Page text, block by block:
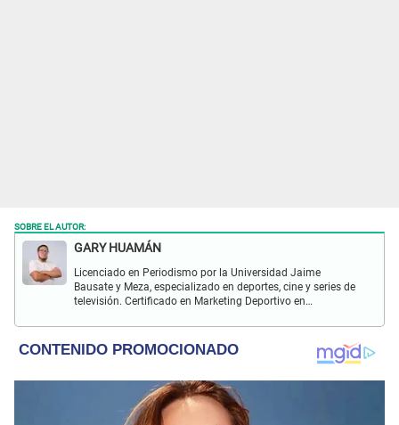
SOBRE EL AUTOR:
GARY HUAMÁN
Licenciado en Periodismo por la Universidad Jaime
Bausate y Meza, especializado en deportes, cine y series de
televisión. Certificado en Marketing Deportivo en
SEO durante más de 5 años.